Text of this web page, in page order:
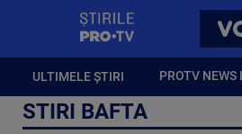
ULTIMELE ȘTIRI PROTV NEWS
STIRI BAFTA